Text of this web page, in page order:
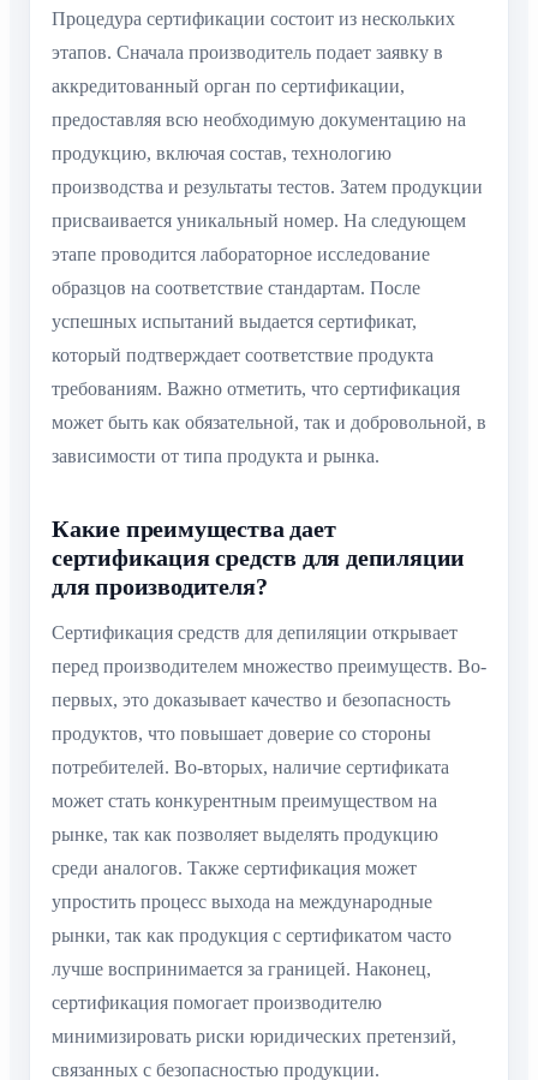
Процедура сертификации состоит из нескольких
этапов. Сначала производитель подает заявку в
аккредитованный орган по сертификации,
предоставляя всю необходимую документацию на
продукцию, включая состав, технологию
производства и результаты тестов. Затем продукции
присваивается уникальный номер. На следующем
этапе проводится лабораторное исследование
образцов на соответствие стандартам. После
успешных испытаний выдается сертификат,
который подтверждает соответствие продукта
требованиям. Важно отметить, что сертификация
может быть как обязательной, так и добровольной, в
зависимости от типа продукта и рынка.
Какие преимущества дает
сертификация средств для депиляции
для производителя?
Сертификация средств для депиляции открывает
перед производителем множество преимуществ. Во-
первых, это доказывает качество и безопасность
продуктов, что повышает доверие со стороны
потребителей. Во-вторых, наличие сертификата
может стать конкурентным преимуществом на
рынке, так как позволяет выделять продукцию
среди аналогов. Также сертификация может
упростить процесс выхода на международные
рынки, так как продукция с сертификатом часто
лучше воспринимается за границей. Наконец,
сертификация помогает производителю
минимизировать риски юридических претензий,
связанных с безопасностью продукции.